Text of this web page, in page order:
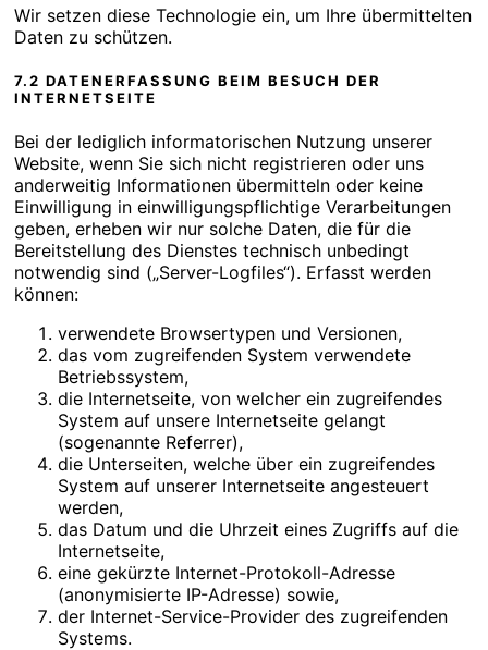
Wir setzen diese Technologie ein, um Ihre übermittelten
Daten zu schützen.
7.2 DATENERFASSUNG BEIM BESUCH DER
INTERNETSEITE
Bei der lediglich informatorischen Nutzung unserer
Website, wenn Sie sich nicht registrieren oder uns
anderweitig Informationen übermitteln oder keine
Einwilligung in einwilligungspflichtige Verarbeitungen
geben, erheben wir nur solche Daten, die für die
Bereitstellung des Dienstes technisch unbedingt
notwendig sind („Server-Logfiles“). Erfasst werden
können:
verwendete Browsertypen und Versionen,
das vom zugreifenden System verwendete
Betriebssystem,
die Internetseite, von welcher ein zugreifendes
System auf unsere Internetseite gelangt
(sogenannte Referrer),
die Unterseiten, welche über ein zugreifendes
System auf unserer Internetseite angesteuert
werden,
das Datum und die Uhrzeit eines Zugriffs auf die
Internetseite,
eine gekürzte Internet-Protokoll-Adresse
(anonymisierte IP-Adresse) sowie,
der Internet-Service-Provider des zugreifenden
Systems.